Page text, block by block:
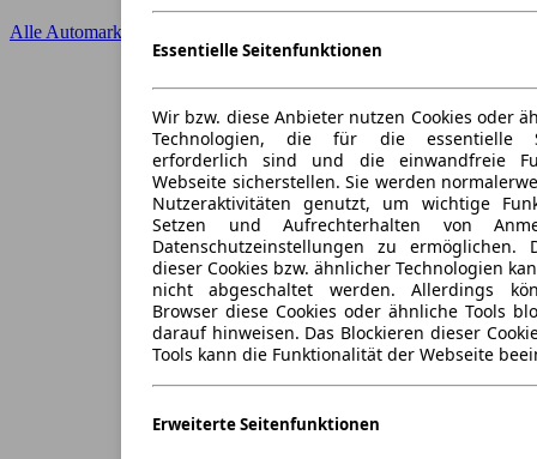
Essentielle Seitenfunktionen
Wir bzw. diese Anbieter nutzen Cookies oder
Technologien, die für die essentielle
erforderlich sind und die einwandfreie
Webseite sicherstellen. Sie werden
Nutzeraktivitäten genutzt, um wichtige
Setzen und Aufrechterhalten von
Datenschutzeinstellungen zu ermöglichen.
dieser Cookies bzw. ähnlicher Technologien
nicht abgeschaltet werden. Allerdings
Browser diese Cookies oder ähnliche Tools
darauf hinweisen. Das Blockieren dieser
Tools kann die Funktionalität der Webseite
Erweiterte Seitenfunktionen
Alle Automarken